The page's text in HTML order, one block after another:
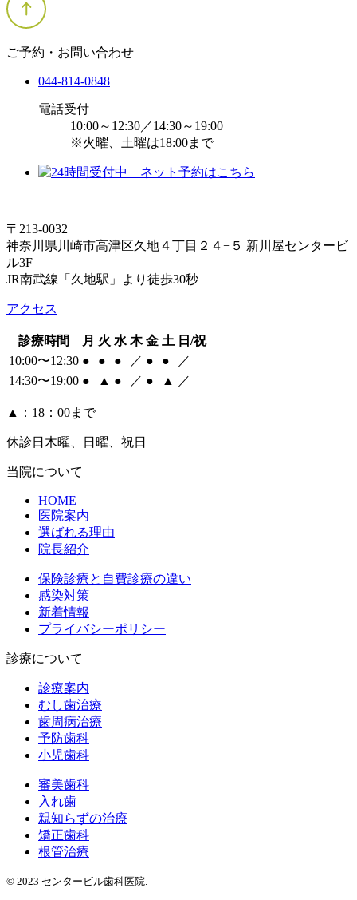
ご予約・お問い合わせ
044-814-0848
電話受付
10:00～12:30／14:30～19:00
※火曜、土曜は18:00まで
〒213-0032
神奈川県川崎市高津区久地４丁目２４−５ 新川屋センタービ
ル3F
JR南武線「久地駅」より徒歩30秒
アクセス
診療時間 月 火 水 木 金 土 日/祝
10:00〜12:30 ● ● ● ／ ● ●
／
14:30〜19:00 ● ▲ ● ／ ● ▲ ／
▲：18：00まで
休診日 木曜、日曜、祝日
当院について
HOME
医院案内
選ばれる理由
院長紹介
保険診療と自費診療の違い
感染対策
新着情報
プライバシーポリシー
診療について
診療案内
むし歯治療
歯周病治療
予防歯科
小児歯科
審美歯科
入れ歯
親知らずの治療
矯正歯科
根管治療
© 2023 センタービル歯科医院.